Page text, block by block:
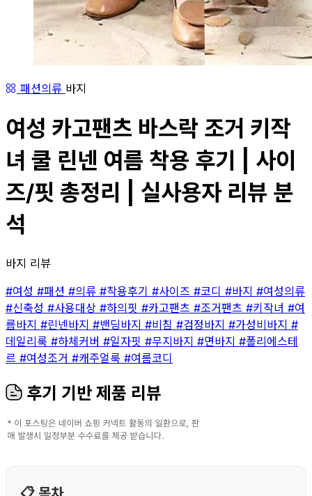
패션의류 바지
여성 카고팬츠 바스락 조거 키작
녀 쿨 린넨 여름 착용 후기 | 사이
즈/핏 총정리 | 실사용자 리뷰 분
석
바지 리뷰
#여성 #패션 #의류 #착용후기 #사이즈 #코디 #바지 #여성의류
#신축성 #사용대상 #하의핏 #카고팬츠 #조거팬츠 #키작녀 #여
름바지 #린넨바지 #밴딩바지 #비침 #검정바지 #가성비바지 #
데일리룩 #하체커버 #일자핏 #무지바지 #면바지 #폴리에스테
르 #여성조거 #캐주얼룩 #여름코디
후기 기반 제품 리뷰